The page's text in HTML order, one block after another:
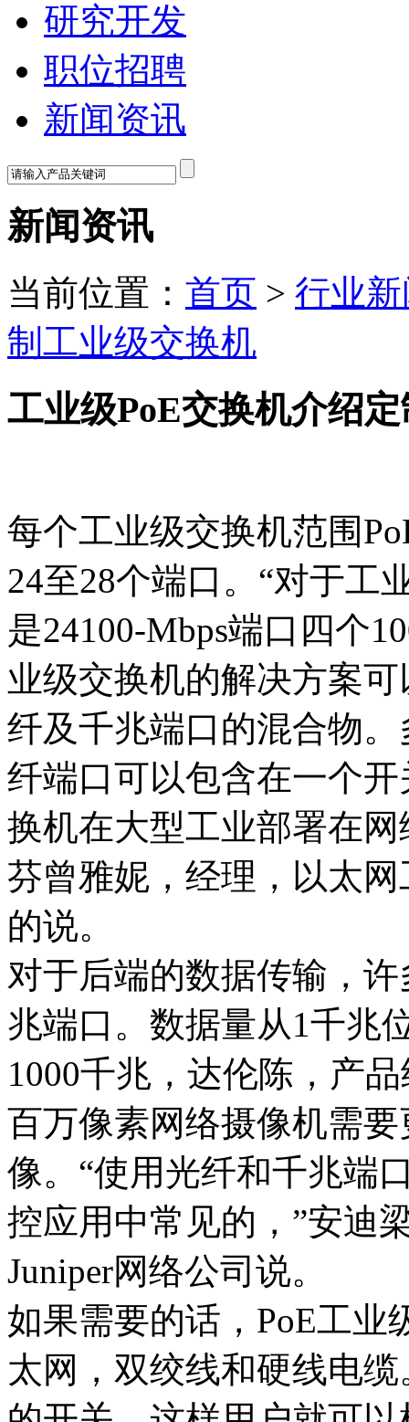
研究开发
职位招聘
新闻资讯
新闻资讯
当前位置： 首页 > 行业
制工业级交换机
工业级PoE交换机介绍
每个工业级交换机范围
24至28个端口。“对于工
是24100-Mbps端口四个
业级交换机的解决方案
纤及千兆端口的混合物
纤端口可以包含在一个
换机在大型工业部署在
芬曾雅妮，经理，以太
的说。
对于后端的数据传输，
兆端口。数据量从1千兆
1000千兆，达伦陈，产
百万像素网络摄像机需
像。“使用光纤和千兆端
控应用中常见的，”安迪
Juniper网络公司说。
如果需要的话，PoE工
太网，双绞线和硬线电